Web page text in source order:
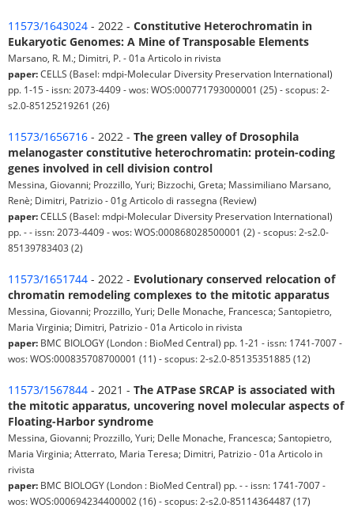
11573/1643024 - 2022 - Constitutive Heterochromatin in
Eukaryotic Genomes: A Mine of Transposable Elements
Marsano, R. M.; Dimitri, P. - 01a Articolo in rivista
paper:CELLS (Basel: mdpi-Molecular Diversity Preservation International)
pp. 1-15 - issn: 2073-4409 - wos: WOS:000771793000001 (25) - scopus: 2-
s2.0-85125219261 (26)
11573/1656716 - 2022 - The green valley of Drosophila
melanogaster constitutive heterochromatin: protein-coding
genes involved in cell division control
Messina, Giovanni; Prozzillo, Yuri; Bizzochi, Greta; Massimiliano Marsano,
Renè; Dimitri, Patrizio - 01g Articolo di rassegna (Review)
paper:CELLS (Basel: mdpi-Molecular Diversity Preservation International)
pp. - - issn: 2073-4409 - wos: WOS:000868028500001 (2) - scopus: 2-s2.0-
85139783403 (2)
11573/1651744 - 2022 - Evolutionary conserved relocation of
chromatin remodeling complexes to the mitotic apparatus
Messina, Giovanni; Prozzillo, Yuri; Delle Monache, Francesca; Santopietro,
Maria Virginia; Dimitri, Patrizio - 01a Articolo in rivista
paper: BMC BIOLOGY (London : BioMed Central) pp. 1-21 - issn: 1741-7007 -
wos: WOS:000835708700001 (11) - scopus: 2-s2.0-85135351885 (12)
11573/1567844 - 2021 - The ATPase SRCAP is associated with
the mitotic apparatus, uncovering novel molecular aspects of
Floating-Harbor syndrome
Messina, Giovanni; Prozzillo, Yuri; Delle Monache, Francesca; Santopietro,
Maria Virginia; Atterrato, Maria Teresa; Dimitri, Patrizio - 01a Articolo in
rivista
paper: BMC BIOLOGY (London : BioMed Central) pp. - - issn: 1741-7007 -
wos: WOS:000694234400002 (16) - scopus: 2-s2.0-85114364487 (17)